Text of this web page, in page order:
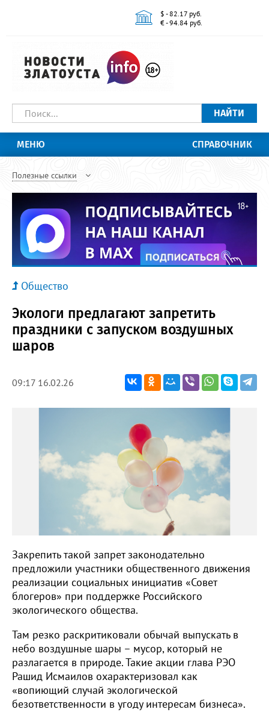
$ - 82.17 руб.
€ - 94.84 руб.
НАЙТИ
МЕНЮ СПРАВОЧНИК
Полезные ссылки
Общество
Экологи предлагают запретить
праздники с запуском воздушных
шаров
09:17 16.02.26
Закрепить такой запрет законодательно
предложили участники общественного движения
реализации социальных инициатив «Совет
блогеров» при поддержке Российского
экологического общества.
Там резко раскритиковали обычай выпускать в
небо воздушные шары – мусор, который не
разлагается в природе. Такие акции глава РЭО
Рашид Исмаилов охарактеризовал как
«вопиющий случай экологической
безответственности в угоду интересам бизнеса».